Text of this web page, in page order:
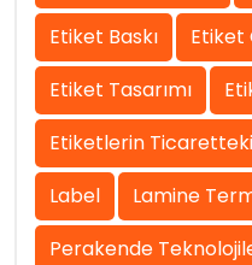
Etiket Baskı
Etiket
Etiket Tasarımı
Etiketlerin
Label
Lamine
Perakende